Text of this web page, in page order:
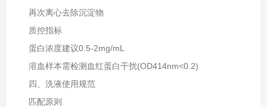
再次离心去除沉淀物
质控指标‌
蛋白浓度建议0.5-2mg/mL
溶血样本需检测血红蛋白干扰(OD414nm<0.2)
四、洗液使用规范
匹配原则‌